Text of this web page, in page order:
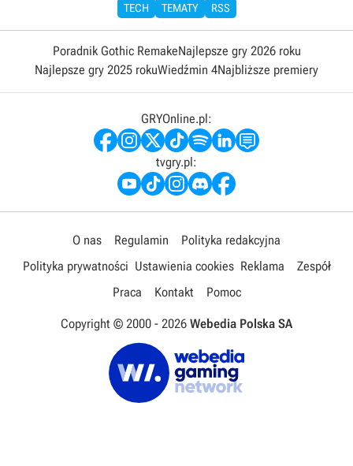
TECH
TEMATY RSS
Poradnik Gothic RemakeNajlepsze gry 2026 roku
Najlepsze gry 2025 rokuWiedźmin 4Najbliższe premiery
GRYOnline.pl:
tvgry.pl:
O nas Regulamin
Polityka redakcyjna
Polityka prywatności Ustawienia cookies Reklama
Zespół
Praca
Kontakt Pomoc
Copyright © 2000 - 2026 Webedia Polska SA